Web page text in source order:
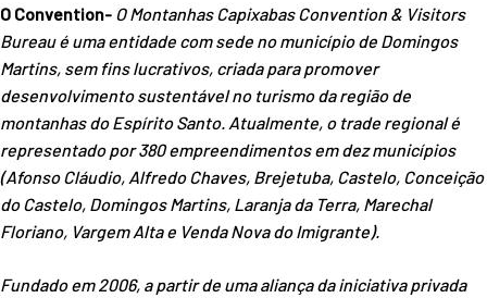
O Convention- O Montanhas Capixabas Convention & Visitors
Bureau é uma entidade com sede no município de Domingos
Martins, sem fins lucrativos, criada para promover
desenvolvimento sustentável no turismo da região de
montanhas do Espírito Santo. Atualmente, o trade regional é
representado por 380 empreendimentos em dez municípios
(Afonso Cláudio, Alfredo Chaves, Brejetuba, Castelo, Conceição
do Castelo, Domingos Martins, Laranja da Terra, Marechal
Floriano, Vargem Alta e Venda Nova do Imigrante).
Fundado em 2006, a partir de uma aliança da iniciativa privada